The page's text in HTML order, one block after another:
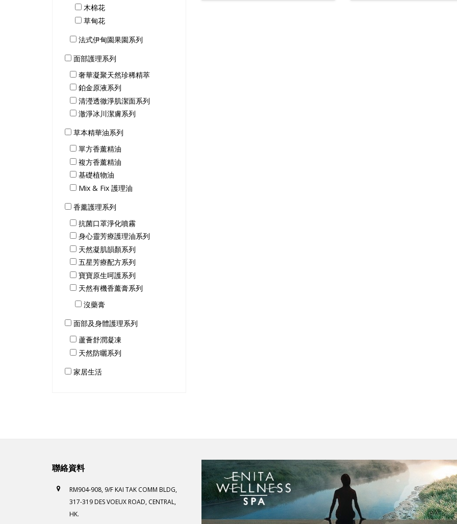
木棉花
草甸花
法式伊甸園果園系列
面部護理系列
奢華凝聚天然珍稀精萃
鉑金原液系列
清瀅透徹淨肌潔面系列
澈淨冰川潔膚系列
草本精華油系列
單方香薰精油
複方香薰精油
基礎植物油
Mix & Fix 護理油
香薰護理系列
抗菌口罩淨化噴霧
身心靈芳療護理油系列
天然凝肌韻顏系列
五星芳療配方系列
寶寶原生呵護系列
天然有機香薰膏系列
沒藥膏
面部及身體護理系列
蘆薈舒潤凝凍
天然防曬系列
家居生活
聯絡資料
RM904-908, 9/F KAI TAK COMM BLDG,
317-319 DES VOEUX ROAD, CENTRAL,
HK.